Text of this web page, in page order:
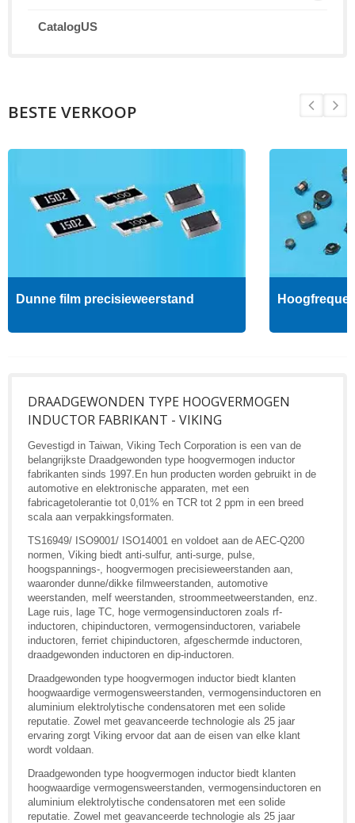
CatalogUS
BESTE VERKOOP
Dunne film precisieweerstand
DRAADGEWONDEN TYPE HOOGVERMOGEN
INDUCTOR FABRIKANT - VIKING
Gevestigd in Taiwan, Viking Tech Corporation is een van de
belangrijkste Draadgewonden type hoogvermogen inductor
fabrikanten sinds 1997.En hun producten worden gebruikt in de
automotive en elektronische apparaten, met een
fabricagetolerantie tot 0,01% en TCR tot 2 ppm in een breed
scala aan verpakkingsformaten.
TS16949/ ISO9001/ ISO14001 en voldoet aan de AEC-Q200
normen, Viking biedt anti-sulfur, anti-surge, pulse,
hoogspannings-, hoogvermogen precisieweerstanden aan,
waaronder dunne/dikke filmweerstanden, automotive
weerstanden, melf weerstanden, stroommeetweerstanden, enz.
Lage ruis, lage TC, hoge vermogensinductoren zoals rf-
inductoren, chipinductoren, vermogensinductoren, variabele
inductoren, ferriet chipinductoren, afgeschermde inductoren,
draadgewonden inductoren en dip-inductoren.
Draadgewonden type hoogvermogen inductor biedt klanten
hoogwaardige vermogensweerstanden, vermogensinductoren en
aluminium elektrolytische condensatoren met een solide
reputatie. Zowel met geavanceerde technologie als 25 jaar
ervaring zorgt Viking ervoor dat aan de eisen van elke klant
wordt voldaan.
Draadgewonden type hoogvermogen inductor biedt klanten
hoogwaardige vermogensweerstanden, vermogensinductoren en
aluminium elektrolytische condensatoren met een solide
reputatie. Zowel met geavanceerde technologie als 25 jaar